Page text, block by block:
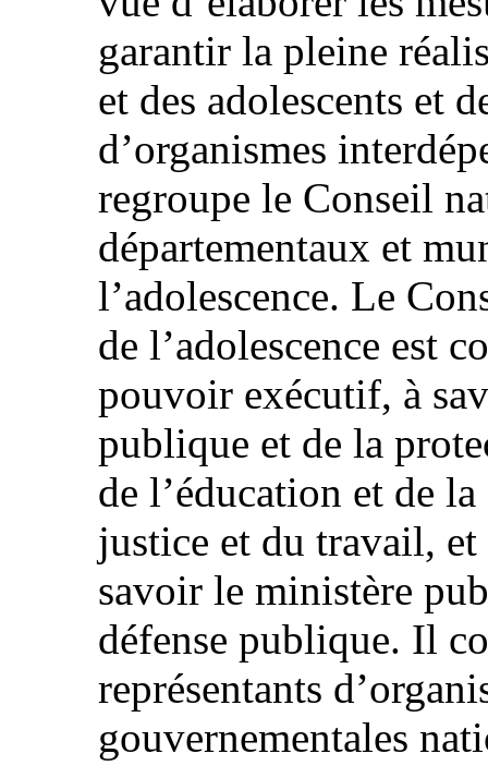
garantir la pleine
et des adolescents et
d’organismes
regroupe le Conseil
départementaux et
l’adolescence. Le
de l’adolescence est
pouvoir exécutif, à
publique et de la
de l’éducation et de
justice et du travail,
savoir le ministère
défense publique. Il
représentants
gouvernementales